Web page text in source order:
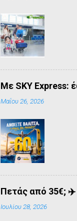
Mε SKY Express:
Μαΐου 26, 2026
Πετάς από 35€; ✈️
Ιουλίου 28, 2026